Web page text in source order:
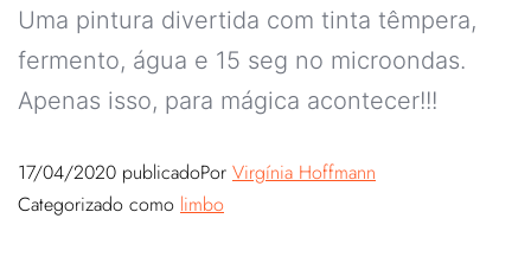
Uma pintura divertida com tinta têmpera,
fermento, água e 15 seg no microondas.
Apenas isso, para mágica acontecer!!!
17/04/2020 publicadoPor Virgínia Hoffmann
Categorizado como limbo